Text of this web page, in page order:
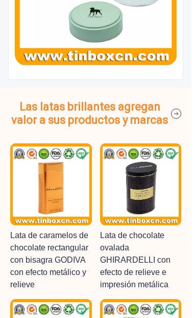
Las latas brillantes agregan
valor a sus productos y marcas
Lata de caramelos de
chocolate rectangular
con bisagra GODIVA
con efecto metálico y
relieve
Lata de chocolate
ovalada
GHIRARDELLI con
efecto de relieve e
impresión metálica